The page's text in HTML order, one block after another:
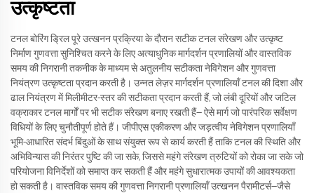
उत्कृष्टता
टनल बोरिंग ड्रिल पूरे उत्खनन प्रक्रिया के दौरान सटीक टनल संरेखण और उत्कृष्ट
निर्माण गुणवत्ता सुनिश्चित करने के लिए अत्याधुनिक मार्गदर्शन प्रणालियों और वास्तविक
समय की निगरानी तकनीक के माध्यम से अतुलनीय सटीकता नेविगेशन और गुणवत्ता
नियंत्रण उत्कृष्टता प्रदान करती है। उन्नत लेज़र मार्गदर्शन प्रणालियाँ टनल की दिशा और
ढाल नियंत्रण में मिलीमीटर-स्तर की सटीकता प्रदान करती हैं, जो लंबी दूरियों और जटिल
वक्राकार टनल मार्गों पर भी सटीक संरेखण बनाए रखती हैं— ऐसे मार्ग जो पारंपरिक सर्वेक्षण
विधियों के लिए चुनौतीपूर्ण होते हैं। जीपीएस एकीकरण और जड़त्वीय नेविगेशन प्रणालियाँ
भूमि-आधारित संदर्भ बिंदुओं के साथ संयुक्त रूप से कार्य करती हैं ताकि टनल की स्थिति और
अभिविन्यास की निरंतर पुष्टि की जा सके, जिससे महंगे संरेखण त्रुटियों को रोका जा सके जो
परियोजना विनिर्देशों को समाप्त कर सकती हैं और महंगे सुधारात्मक उपायों की आवश्यकता
हो सकती है। वास्तविक समय की गुणवत्ता निगरानी प्रणालियाँ उत्खनन पैरामीटर्स—जैसे